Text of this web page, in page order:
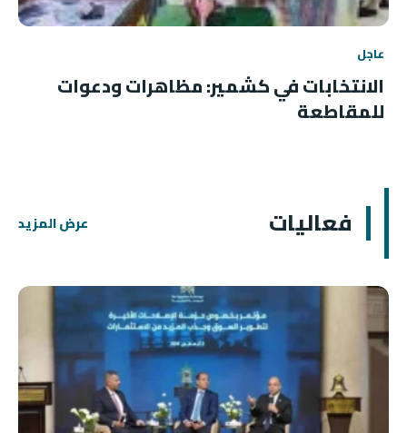
عاجل
الانتخابات في كشمير: مظاهرات ودعوات
للمقاطعة
فعاليات عرض المزيد